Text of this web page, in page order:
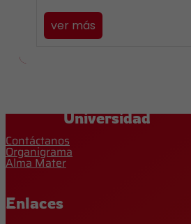
ver más
Universidad
Contáctanos
Organigrama
Alma Mater
Enlaces